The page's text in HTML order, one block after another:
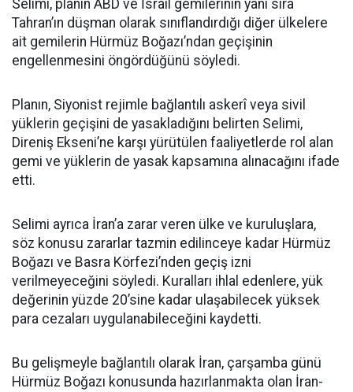
Selimi, planın ABD ve İsrail gemilerinin yanı sıra
Tahran’ın düşman olarak sınıflandırdığı diğer ülkelere
ait gemilerin Hürmüz Boğazı’ndan geçişinin
engellenmesini öngördüğünü söyledi.
Planın, Siyonist rejimle bağlantılı askerî veya sivil
yüklerin geçişini de yasakladığını belirten Selimi,
Direniş Ekseni’ne karşı yürütülen faaliyetlerde rol alan
gemi ve yüklerin de yasak kapsamına alınacağını ifade
etti.
Selimi ayrıca İran’a zarar veren ülke ve kuruluşlara,
söz konusu zararlar tazmin edilinceye kadar Hürmüz
Boğazı ve Basra Körfezi’nden geçiş izni
verilmeyeceğini söyledi. Kuralları ihlal edenlere, yük
değerinin yüzde 20’sine kadar ulaşabilecek yüksek
para cezaları uygulanabileceğini kaydetti.
Bu gelişmeyle bağlantılı olarak İran, çarşamba günü
Hürmüz Boğazı konusunda hazırlanmakta olan İran-